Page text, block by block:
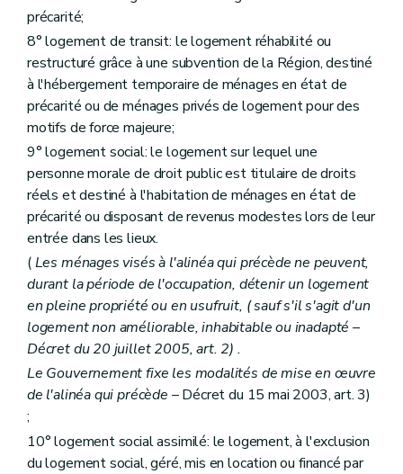
Chapitre IV
Section première Des aides au logement
Sous-section première Des catégories d'aide
Art. 54
Art. 55
Art. 56
Art. 57
Art. 58
Art. 59
Art. 59 bis
Sous-section 2 Des conditions d'octroi et du calcul des aides
Art. 60
Art. 61
Art. 62
Art. 63
Sous-section 3 De la procédure
Art. 64
Art. 65
Art. 66
Art. 67
Art. 68
Section 2 Des aides à l'équipement
Sous-section première Des aides à l'équipement
Art. 70
Art. 71
précarité;
8° logement de transit: le logement réhabilité ou
restructuré grâce à une subvention de la Région, destiné
à l'hébergement temporaire de ménages en état de
précarité ou de ménages privés de logement pour des
motifs de force majeure;
9° logement social: le logement sur lequel une
personne morale de droit public est titulaire de droits
réels et destiné à l'habitation de ménages en état de
précarité ou disposant de revenus modestes lors de leur
entrée dans les lieux.
(Les ménages visés à l'alinéa qui précède ne peuvent,
durant la période de l'occupation, détenir un logement
en pleine propriété ou en usufruit, (sauf s'il s'agit d'un
logement non améliorable, inhabitable ou inadapté –
Décret du 20 juillet 2005, art. 2) .
Le Gouvernement fixe les modalités de mise en œuvre
de l'alinéa qui précède – Décret du 15 mai 2003, art. 3)
;
10° logement social assimilé: le logement, à l'exclusion
du logement social, géré, mis en location ou financé par